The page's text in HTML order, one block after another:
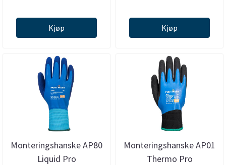
Kjøp Kjøp
Monteringshanske AP80
Liquid Pro
Monteringshanske AP01
Thermo Pro